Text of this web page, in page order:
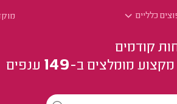
כלליים
קודמים
מקצוע מומלצים ב-149 ענפים